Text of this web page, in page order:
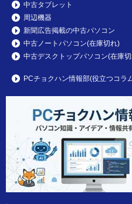
中古タブレット
周辺機器
新聞広告掲載の中古パソコン
中古ノートパソコン(在庫切れ)
中古デスクトップパソコン(在庫
PCチョクハン情報部(役立つコラ